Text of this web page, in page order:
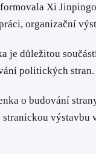
Xi
organizační
je důležitou
politických stran.
o budování
výstavbu